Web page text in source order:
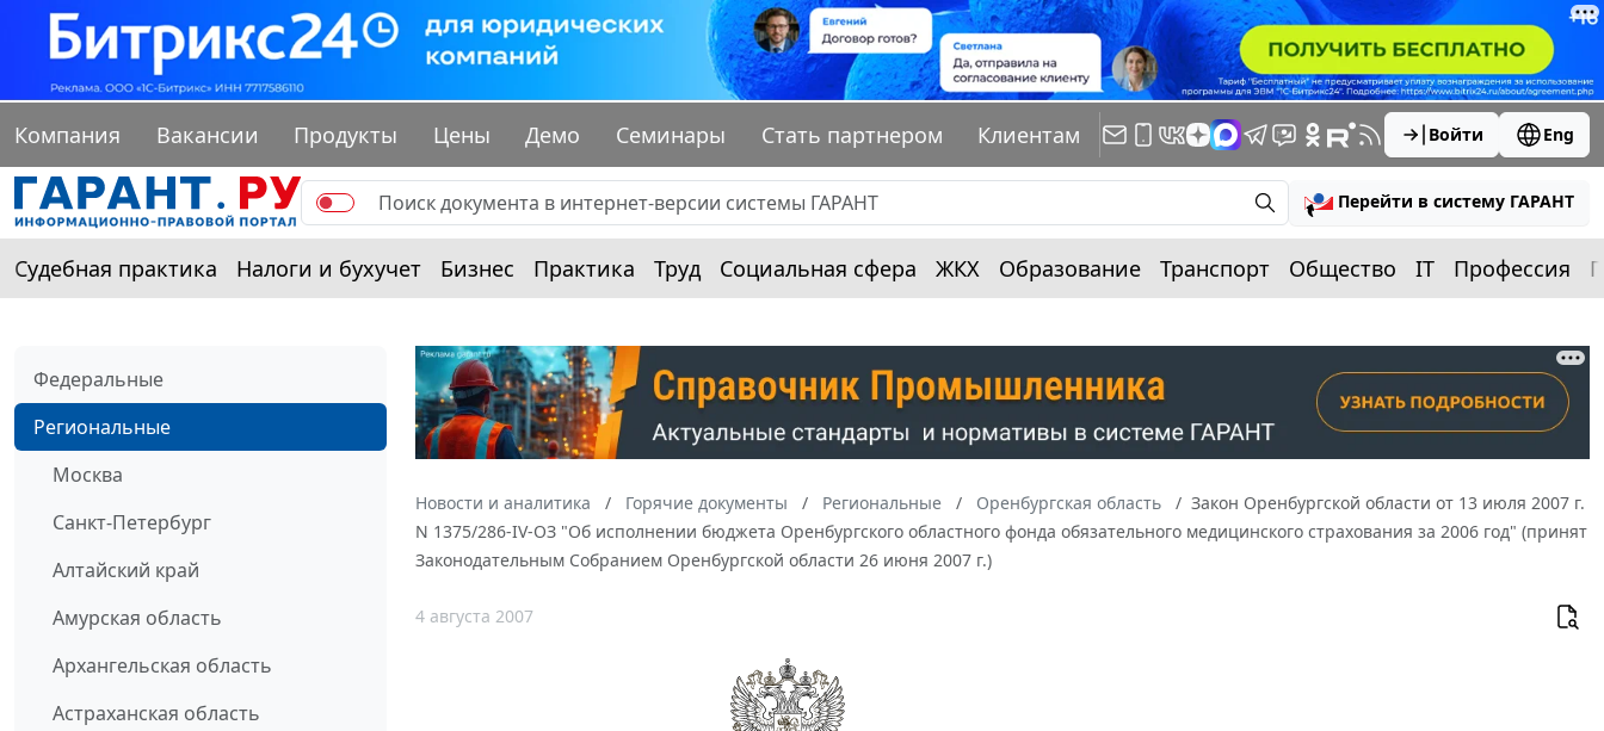
Компания Вакансии Продукты Цены Демо Семинары Стать партнером Клиентам Войти Eng
Перейти в систему ГАРАНТ
Судебная практика Налоги и бухучет Бизнес Практика Труд Социальная сфера ЖКХ Образование Транспорт Общество IT Профессия
Федеральные
Региональные
Москва
Санкт-Петербург
Алтайский край
Амурская область
Архангельская область
Астраханская область
Новости и аналитика Горячие документы Региональные Оренбургская область
Закон Оренбургской области от 13 июля 2007 г.
N 1375/286-IV-ОЗ "Об исполнении бюджета Оренбургского областного фонда обязательного медицинского страхования за 2006 год" (принят
Законодательным Собранием Оренбургской области 26 июня 2007 г.)
4 августа 2007